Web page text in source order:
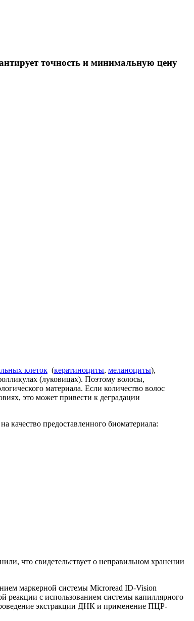
точность и минимальную цену
клеток (кератиноциты, меланоциты),
ликулах (луковицах). Поэтому волосы,
материала. Если количество волос
это может привести к деградации
качество предоставленного биоматериала:
что свидетельствует о неправильном хранении
маркерной системы Microread ID-Vision
с использованием системы капиллярного
экстракции ДНК и применение ПЦР-